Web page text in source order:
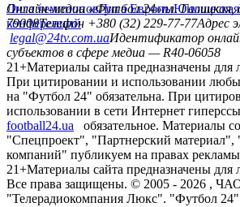
Лига чемпионовЛига Европы
конференций
Онлайн-медиа «Футбол 24»пл.
79008Телефон +380 (32) 229-77-77Адрес
legal@24tv.com.uaИдентификатор
субъектов в сфере медиа — R40-06058
21+Материалы сайта предназначены для
При цитировании и использовании
на "Футбол 24" обязательна. При
использовании в сети Интернет
football24.ua
обязательное. Материалы
"Спецпроект", "Партнерский
компаний" публикуем на правах
21+Материалы сайта предназначены для
Все права защищены. © 2005 - 2026 ,
"Телерадиокомпания Люкс". "Футбол